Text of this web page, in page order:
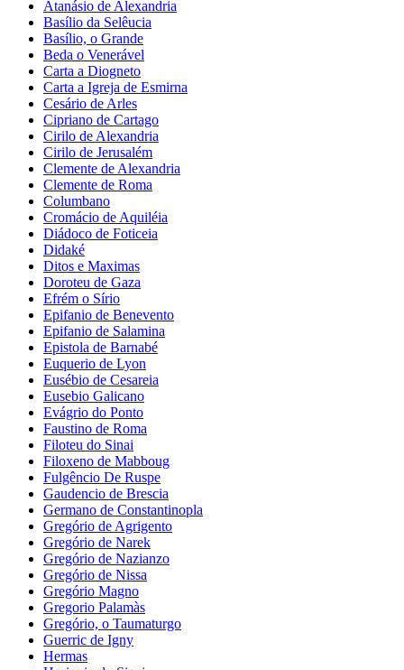
Atanásio de Alexandria
Basílio da Selêucia
Basílio, o Grande
Beda o Venerável
Carta a Diogneto
Carta a Igreja de Esmirna
Cesário de Arles
Cipriano de Cartago
Cirilo de Alexandria
Cirilo de Jerusalém
Clemente de Alexandria
Clemente de Roma
Columbano
Cromácio de Aquiléia
Diádoco de Foticeia
Didaké
Ditos e Maximas
Doroteu de Gaza
Efrém o Sírio
Epifanio de Benevento
Epifanio de Salamina
Epistola de Barnabé
Euquerio de Lyon
Eusébio de Cesareia
Eusebio Galicano
Evágrio do Ponto
Faustino de Roma
Filoteu do Sinai
Filoxeno de Mabboug
Fulgêncio De Ruspe
Gaudencio de Brescia
Germano de Constantinopla
Gregório de Agrigento
Gregório de Narek
Gregório de Nazianzo
Gregório de Nissa
Gregório Magno
Gregorio Palamàs
Gregório, o Taumaturgo
Guerric de Igny
Hermas